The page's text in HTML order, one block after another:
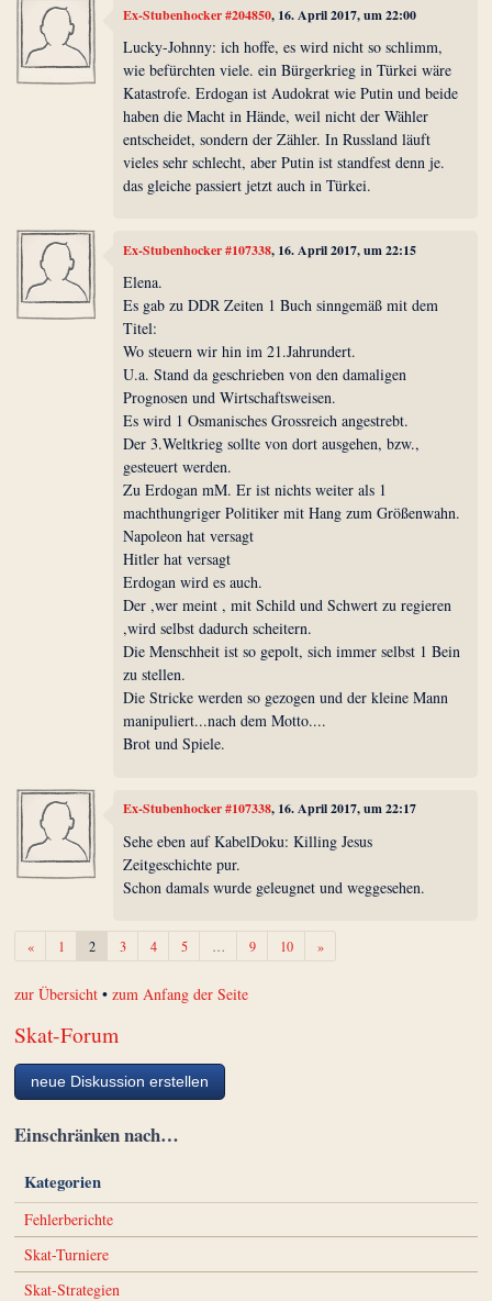
Ex-Stubenhocker #204850, 16. April 2017, um 22:00
Lucky-Johnny: ich hoffe, es wird nicht so schlimm,
wie befürchten viele. ein Bürgerkrieg in Türkei wäre
Katastrofe. Erdogan ist Audokrat wie Putin und beide
haben die Macht in Hände, weil nicht der Wähler
entscheidet, sondern der Zähler. In Russland läuft
vieles sehr schlecht, aber Putin ist standfest denn je.
das gleiche passiert jetzt auch in Türkei.
Ex-Stubenhocker #107338, 16. April 2017, um 22:15
Elena.
Es gab zu DDR Zeiten 1 Buch sinngemäß mit dem
Titel:
Wo steuern wir hin im 21.Jahrundert.
U.a. Stand da geschrieben von den damaligen
Prognosen und Wirtschaftsweisen.
Es wird 1 Osmanisches Grossreich angestrebt.
Der 3.Weltkrieg sollte von dort ausgehen, bzw.,
gesteuert werden.
Zu Erdogan mM. Er ist nichts weiter als 1
machthungriger Politiker mit Hang zum Größenwahn.
Napoleon hat versagt
Hitler hat versagt
Erdogan wird es auch.
Der ,wer meint , mit Schild und Schwert zu regieren
,wird selbst dadurch scheitern.
Die Menschheit ist so gepolt, sich immer selbst 1 Bein
zu stellen.
Die Stricke werden so gezogen und der kleine Mann
manipuliert...nach dem Motto....
Brot und Spiele.
Ex-Stubenhocker #107338, 16. April 2017, um 22:17
Sehe eben auf KabelDoku: Killing Jesus
Zeitgeschichte pur.
Schon damals wurde geleugnet und weggesehen.
«Zurück1 2 3 4 5 … 9 10 »Weiter
zur Übersicht •zum Anfang der Seite
Skat-Forum
neue Diskussion erstellen
Einschränken nach…
Kategorien
Fehlerberichte
Skat-Turniere
Skat-Strategien